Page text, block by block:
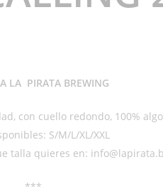
LA PIRATA BREWING
con cuello redondo, 100%
S/M/L/XL/XXL
talla quieres en:
***